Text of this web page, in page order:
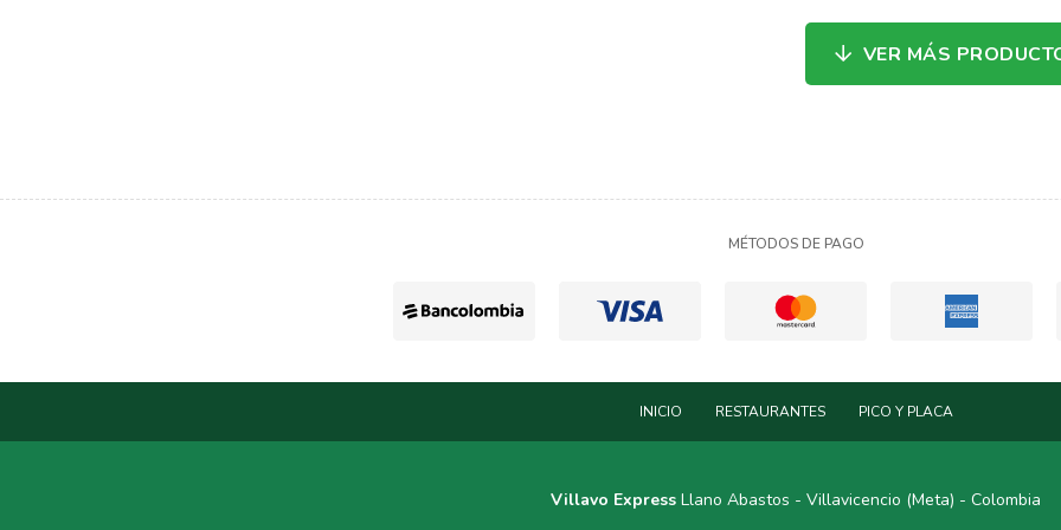
VER MÁS
MÉTODOS DE PAGO
INICIO RESTAURANTES PICO Y PLACA
Villavo Express Llano Abastos - Villavicencio (Meta) - Colombia